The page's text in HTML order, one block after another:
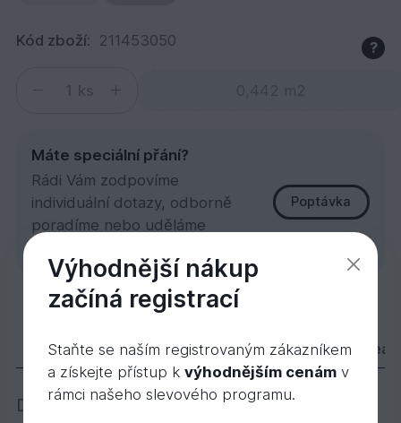
Kód zboží: 211453050 ?
ks
Máte speciální přání?
Rádi Vám zodpovíme
individuální dotazy, odborně
poradíme nebo uděláme
Poptávka
Garapa hl/hl 21x145x3050
Popis Varianty Příslušenství Videa
Dřevo Garapa je světle žlutohnědé dřevo,
Výhodnější nákup
začíná registrací
Staňte se naším registrovaným zákazníkem
a získejte přístup k výhodnějším cenámv
rámci našeho slevového programu.